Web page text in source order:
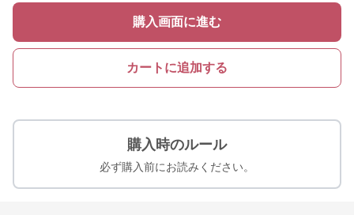
購入画面に進む
カートに追加する
購入時のルール
必ず購入前にお読みください。